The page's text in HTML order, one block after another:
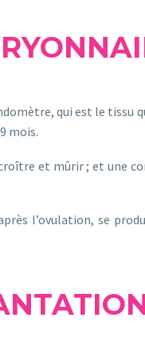
qui est le tissu
mois.
et mûrir ; et une
l’ovulation, se